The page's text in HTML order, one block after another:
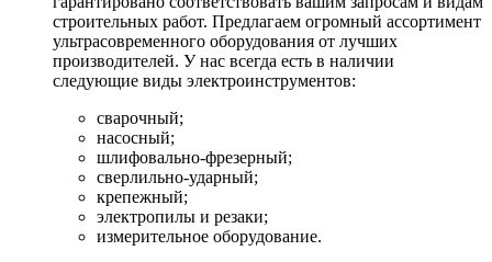
строительных работ. Предлагаем огромный ассортимент
ультрасовременного оборудования от лучших
производителей. У нас всегда есть в наличии
следующие виды электроинструментов:
сварочный;
насосный;
шлифовально-фрезерный;
сверлильно-ударный;
крепежный;
электропилы и резаки;
измерительное оборудование.